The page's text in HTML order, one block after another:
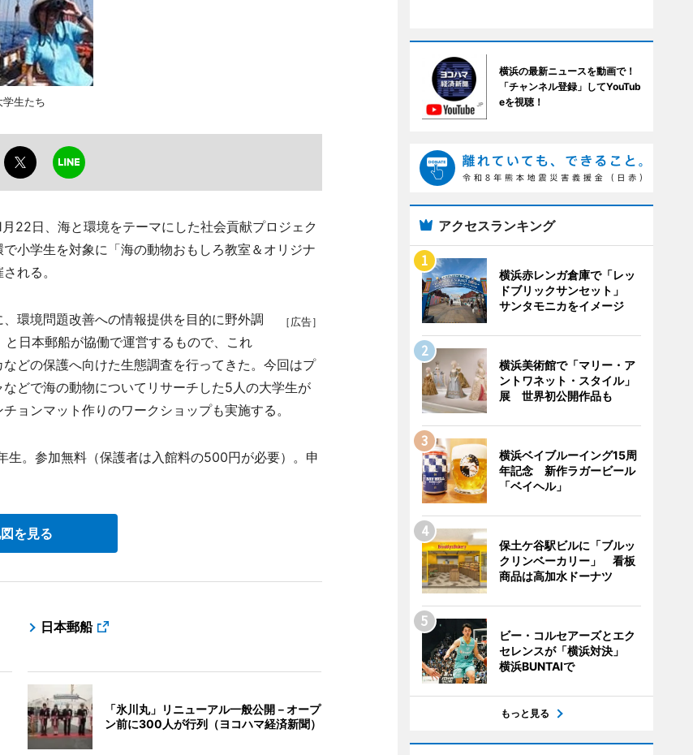
生たち
22日、海と環境をテーマにした社会貢献プロジェク
小学生を対象に「海の動物おもしろ教室＆オリジナ
れる。
［広告］
環境問題改善への情報提供を目的に野外調
日本郵船が協働で運営するもので、これ
どの保護へ向けた生態調査を行ってきた。今回はプ
どで海の動物についてリサーチした5人の大学生が
ョンマット作りのワークショップも実施する。
。参加無料（保護者は入館料の500円が必要）。申
を見る
日本郵船
「氷川丸」リニューアル一般公開－オープ
ン前に300人が行列（ヨコハマ経済新聞）
横浜の最新ニュースを動画で！
「チャンネル登録」してYouTub
eを視聴！
アクセスランキング
横浜赤レンガ倉庫で「レッ
ドブリックサンセット」
サンタモニカをイメージ
横浜美術館で「マリー・ア
ントワネット・スタイル」
展 世界初公開作品も
横浜ベイブルーイング15周
年記念 新作ラガービール
「ベイヘル」
保土ケ谷駅ビルに「ブルッ
クリンベーカリー」 看板
商品は高加水ドーナツ
ビー・コルセアーズとエク
セレンスが「横浜対決」
横浜BUNTAIで
もっと見る